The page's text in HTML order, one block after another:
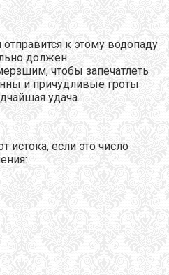
к этому водопаду
должен
чтобы запечатлеть
и причудливые гроты
удача.
истока, если это число